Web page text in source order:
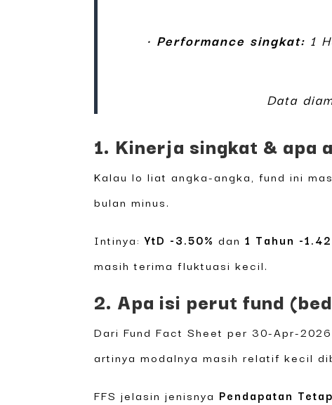
• Performance singkat: 1
Data
1. Kinerja singkat & apa
Kalau lo liat angka-angka, fund ini
bulan minus.
Intinya:YtD -3.50% dan1 Tahun -
masih terima fluktuasi kecil.
2. Apa isi perut fund
Dari Fund Fact Sheet per 30-Apr-
artinya modalnya masih relatif kecil
FFS jelasin jenisnya Pendapatan Tetap